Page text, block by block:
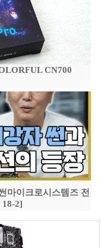
CN700
마이크로시스템즈 전
18-2]